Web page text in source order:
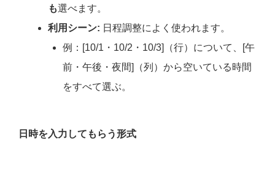
も選べます。
利用シーン: 日程調整によく使われます。
例：[10/1・10/2・10/3]（行）について、[午
前・午後・夜間]（列）から空いている時間
をすべて選ぶ。
日時を入力してもらう形式